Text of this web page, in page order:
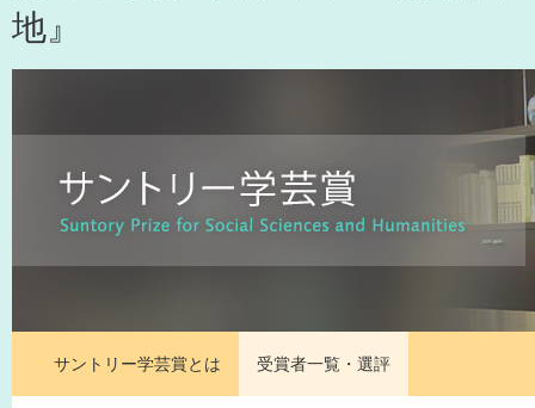
地』
サントリー学芸賞とは 受賞者一覧・選評